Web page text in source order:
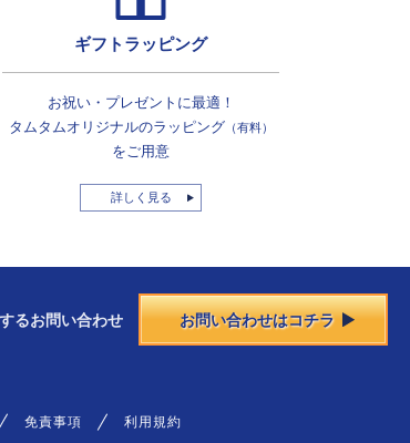
ギフトラッピング
お祝い・プレゼントに最適！
タムタムオリジナルのラッピング（有料）
をご用意
詳しく見る
るお問い合わせ お問い合わせはコチラ
免責事項 利用規約